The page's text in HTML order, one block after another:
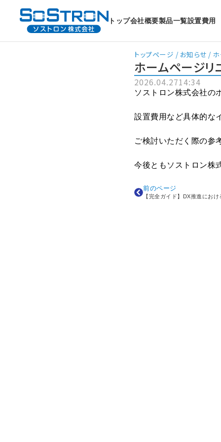
トップ会社概要製品一覧設置費用
トップページ / お知らせ /
ホームページリ
2026.04.2714:34
ソストロン株式会社の
設置費用など具体的な
ご検討いただく際の参
今後ともソストロン株
前のページ